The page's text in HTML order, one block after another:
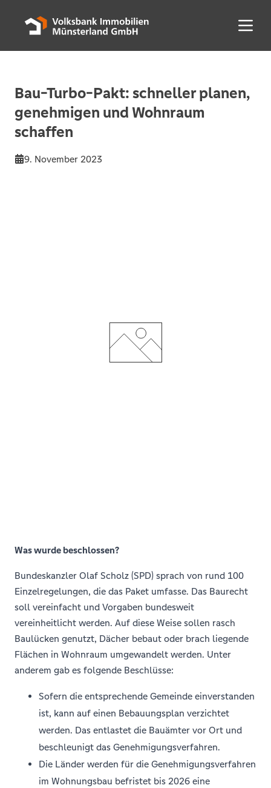
Menü
Bau-Turbo-Pakt: schneller planen,
genehmigen und Wohnraum
schaffen
9. November 2023
Was wurde beschlossen?
Bundeskanzler Olaf Scholz (SPD) sprach von rund 100
Einzelregelungen, die das Paket umfasse. Das Baurecht
soll vereinfacht und Vorgaben bundesweit
vereinheitlicht werden. Auf diese Weise sollen rasch
Baulücken genutzt, Dächer bebaut oder brach liegende
Flächen in Wohnraum umgewandelt werden. Unter
anderem gab es folgende Beschlüsse:
Sofern die entsprechende Gemeinde einverstanden
ist, kann auf einen Bebauungsplan verzichtet
werden. Das entlastet die Bauämter vor Ort und
beschleunigt das Genehmigungsverfahren.
Die Länder werden für die Genehmigungsverfahren
im Wohnungsbau befristet bis 2026 eine